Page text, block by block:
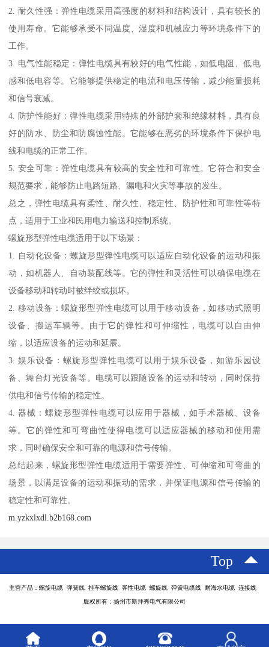
2. 耐久性强：弹性电缆采用高强度的材料和结构设计，具有较长的
使用寿命。它能够承受不同温度、湿度和机械应力等环境条件下的
工作。
3. 电气性能稳定：弹性电缆具有较好的电气性能，如低电阻、低电
感和低电容等。它能够提供稳定的电流和电压传输，减少能量损耗
和信号衰减。
4. 防护性能好：弹性电缆采用特殊的外部护套和绝缘材料，具有良
好的防水、防尘和防腐蚀性能。它能够在恶劣的环境条件下保护电
线和电缆的正常工作。
5. 安全可靠：弹性电缆具有较高的安全性和可靠性。它符合和安全
规范要求，能够防止电路短路、漏电和火灾等事故的发生。
总之，弹性电缆具有柔性、耐久性、稳定性、防护性和可靠性等特
点，适用于工业和民用电力输送和控制系统。
螺旋形型弹性电缆适用于以下场景：
1. 自动化设备：螺旋形型弹性电缆可以适应自动化设备的运动和振
动，如机器人、自动装配线等。它的弹性和灵活性可以确保电缆在
设备移动和转动时被绊绞或损坏。
2. 移动设备：螺旋形型弹性电缆可以用于移动设备，如移动式照明
设备、搬运车辆等。由于它的弹性和可伸缩性，电缆可以自由伸
缩，以适应设备的运动和延展。
3. 娱乐设备：螺旋形型弹性电缆可以用于娱乐设备，如游乐园设
备、舞台灯光设备等。电缆可以跟随设备的运动和转动，同时保持
供电和信号传输的稳定性。
4. 器械：螺旋形型弹性电缆可以应用于器械，如手术器械、设备
等。它的弹性和可弯曲性使得电缆可以适应器械的移动和使用需
求，同时确保安全和可靠的电源和信号传输。
总结起来，螺旋形型弹性电缆适用于需要弹性、可伸缩和可弯曲的
场景，以满足设备的运动和振动的需求，并保证电源和信号传输的
稳定性和可靠性。
m.yzkxlxdl.b2b168.com
Top
主营产品：螺旋电缆 弹簧线 挂车螺旋线 弹性电缆 螺旋线 弹簧电缆线 耐海水电缆 连接线
版权所有：扬州市斯拜秀电气有限公司